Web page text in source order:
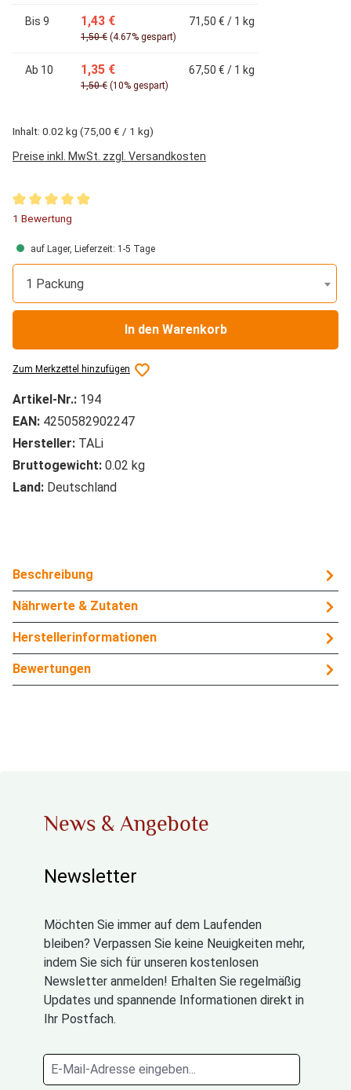
Bis 9 1,43 €
1,50 € (4.67% gespart)
71,50 € / 1 kg
Ab 10 1,35 €
1,50 € (10% gespart)
67,50 € / 1 kg
Inhalt: 0.02 kg (75,00 € / 1 kg)
Preise inkl. MwSt. zzgl. Versandkosten
Durchschnittliche Bewertung von 5 von 5 Sternen
1 Bewertung
auf Lager, Lieferzeit: 1-5 Tage
1 Packung
In den Warenkorb
Zum Merkzettel hinzufügen
Artikel-Nr.: 194
EAN: 4250582902247
Hersteller: TALi
Bruttogewicht: 0.02 kg
Land: Deutschland
Beschreibung
Nährwerte & Zutaten
Herstellerinformationen
Bewertungen
News & Angebote
Newsletter
Möchten Sie immer auf dem Laufenden
bleiben? Verpassen Sie keine Neuigkeiten mehr,
indem Sie sich für unseren kostenlosen
Newsletter anmelden! Erhalten Sie regelmäßig
Updates und spannende Informationen direkt in
Ihr Postfach.